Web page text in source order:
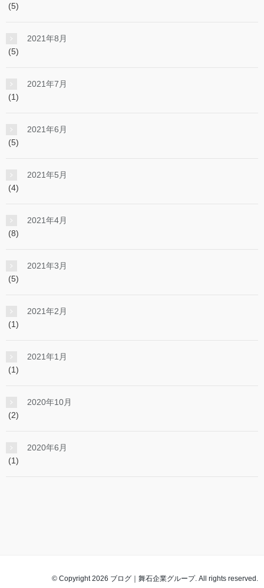
(5)
2021年8月
(5)
2021年7月
(1)
2021年6月
(5)
2021年5月
(4)
2021年4月
(8)
2021年3月
(5)
2021年2月
(1)
2021年1月
(1)
2020年10月
(2)
2020年6月
(1)
© Copyright 2026 ブログ｜舞石企業グループ. All rights reserved.